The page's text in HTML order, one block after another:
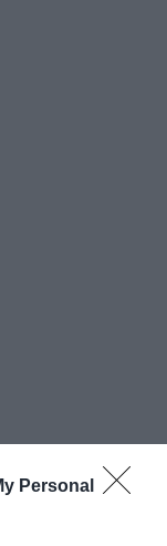
Personal
intervistati dal